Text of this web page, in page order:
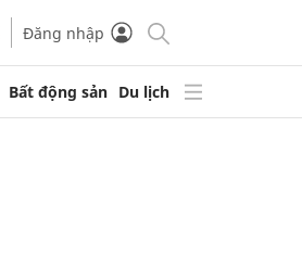
Đăng nhập
Bất động sản Du lịch